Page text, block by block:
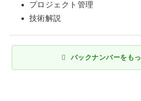
プロジェクト管理
技術解説
バックナンバーをも